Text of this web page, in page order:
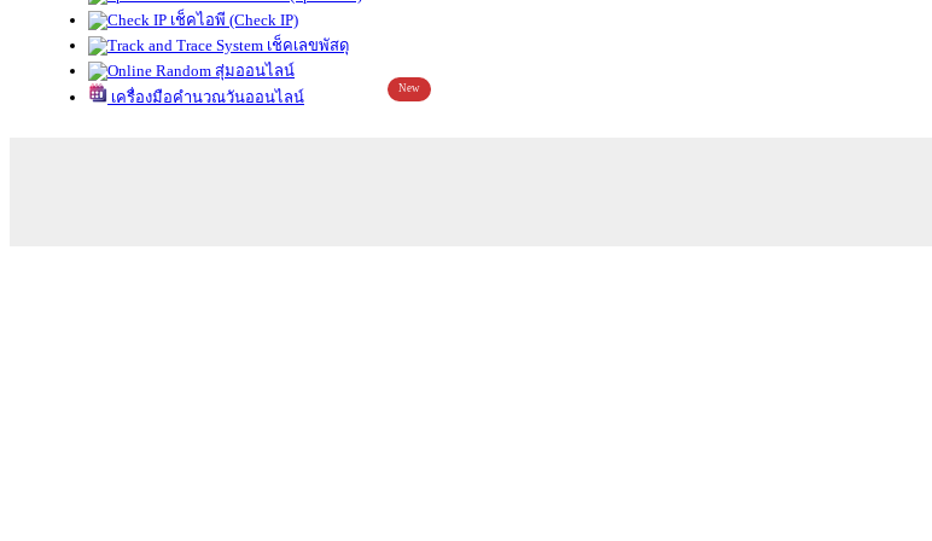
เช็คไอพี (Check IP)
เช็คเลขพัสดุ
สุ่มออนไลน์
เครื่องมือคำนวณวันออนไลน์
New